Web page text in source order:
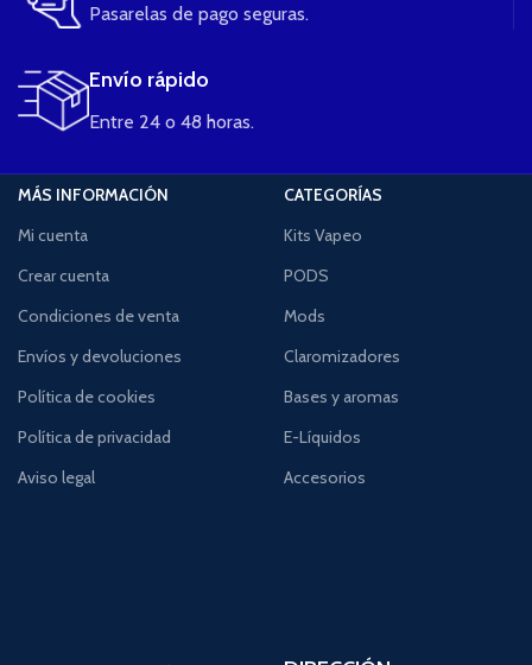
Pasarelas de pago seguras.
Envío rápido
Entre 24 o 48 horas.
MÁS INFORMACIÓN
Mi cuenta
Crear cuenta
Condiciones de venta
Envíos y devoluciones
Política de cookies
Política de privacidad
Aviso legal
CATEGORÍAS
Kits Vapeo
PODS
Mods
Claromizadores
Bases y aromas
E-Líquidos
Accesorios